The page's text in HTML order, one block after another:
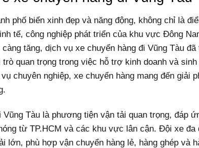
phố biển xinh đẹp và năng động, không chỉ là
tế, công nghiệp phát triển của khu vực Đông
càng tăng, dịch vụ xe chuyển hàng đi Vũng Tàu
trò quan trọng trong việc hỗ trợ kinh doanh và
chuyên nghiệp, xe chuyển hàng mang đến giải
Vũng Tàu là phương tiện vận tải quan trọng, đáp
từ TP.HCM và các khu vực lân cận. Đội xe
lớn, phù hợp vận chuyển hàng lẻ, hàng ghép và